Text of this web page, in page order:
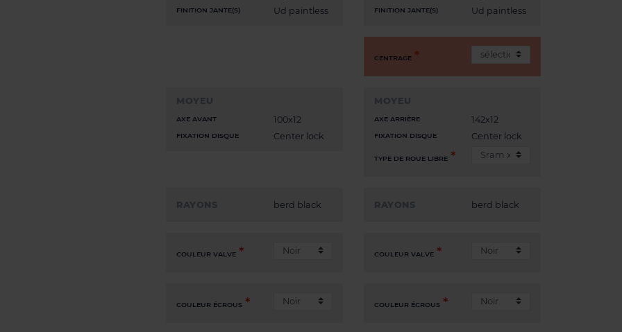
FINITION JANTE(S) Ud paintless
MOYEU
AXE AVANT 100x12
FIXATION DISQUE Center lock
RAYONS berd black
COULEUR VALVE
COULEUR ÉCROUS
FINITION JANTE(S) Ud paintless
CENTRAGE
MOYEU
AXE ARRIÈRE 142x12
FIXATION DISQUE Center lock
TYPE DE ROUE LIBRE
RAYONS berd black
COULEUR VALVE
COULEUR ÉCROUS